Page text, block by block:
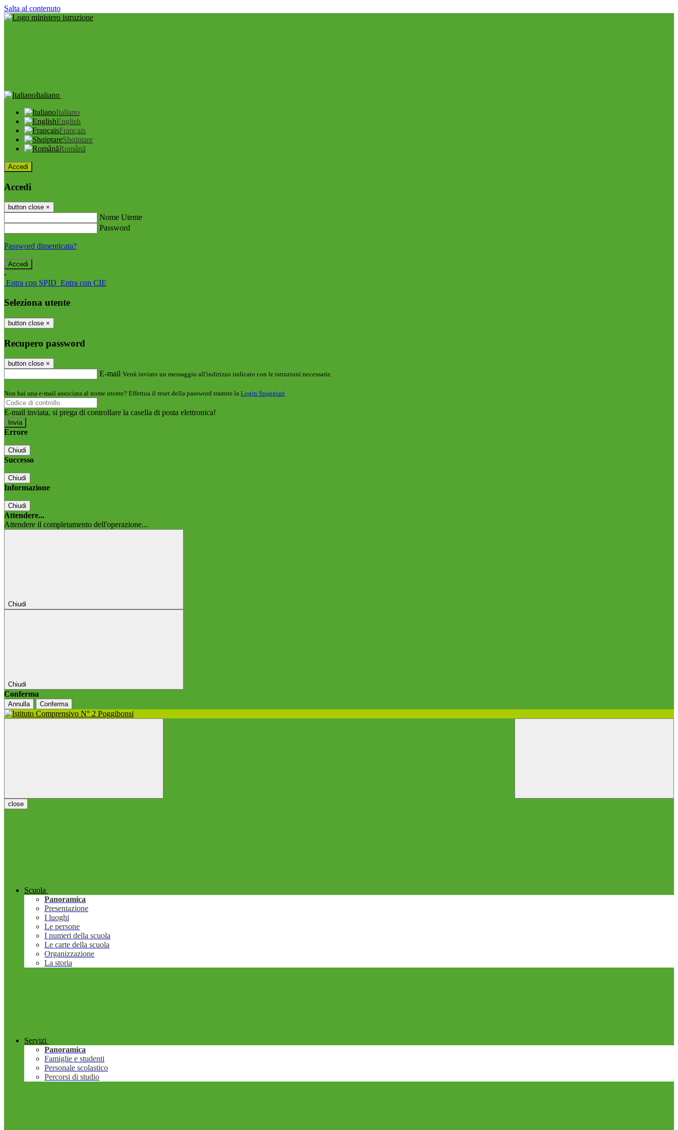
Salta al contenuto
Italiano
Italiano
English
Français
Shqiptare
Română
Accedi
Accedi
button close ×
Nome Utente
Password
Password dimenticata?
-
Entra con SPID Entra con CIE
Seleziona utente
button close ×
Recupero password
button close ×
E-mail Verrà inviato un messaggio all'indirizzo indicato con le istruzioni necessarie.
Non hai una e-mail associata al nome utente? Effettua il reset della password tramite la Login Spaggiari
E-mail inviata, si prega di controllare la casella di posta elettronica!
Errore
Chiudi
Successo
Chiudi
Informazione
Chiudi
Attendere...
Attendere il completamento dell'operazione...
Chiudi
Chiudi
Conferma
Annulla Conferma
close
Scuola
Panoramica
Presentazione
I luoghi
Le persone
I numeri della scuola
Le carte della scuola
Organizzazione
La storia
Servizi
Panoramica
Famiglie e studenti
Personale scolastico
Percorsi di studio